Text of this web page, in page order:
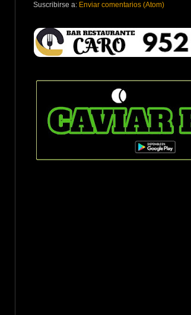
Suscribirse a: Enviar comentarios (Atom)